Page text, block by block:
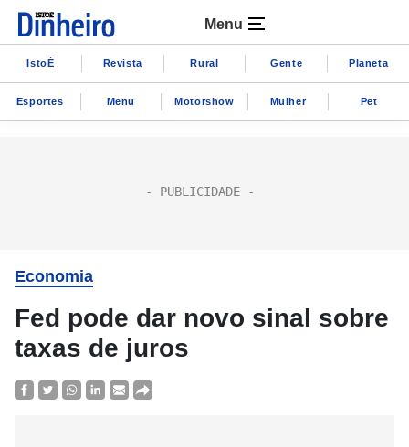
Menu
IstoÉ Revista Rural Gente Planeta
Esportes Menu Motorshow Mulher Pet
Economia
Fed pode dar novo sinal sobre
taxas de juros